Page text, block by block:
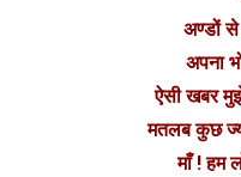
अण्डों से
अपना
ऐसी खबर
मतलब कुछ
माँ ! हम